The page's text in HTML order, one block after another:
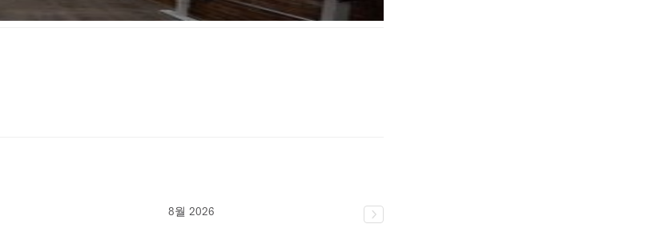
8월 2026